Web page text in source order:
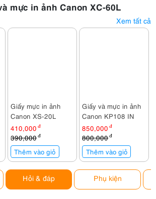
mực in ảnh Canon XC-60L
Xem tất cả
Giấy mực in ảnh
Canon XS-20L
410,000 đ
390,000 đ
Thêm vào giỏ
Giấy và mực in ảnh
Canon KP108 IN
850,000 đ
800,000đ
Thêm vào giỏ
Hỏi & đáp Phụ kiện